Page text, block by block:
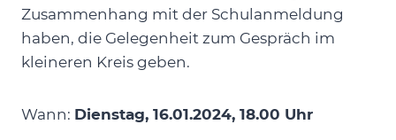
Zusammenhang mit der Schulanmeldung
haben, die Gelegenheit zum Gespräch im
kleineren Kreis geben.
Wann: Dienstag, 16.01.2024, 18.00 Uhr